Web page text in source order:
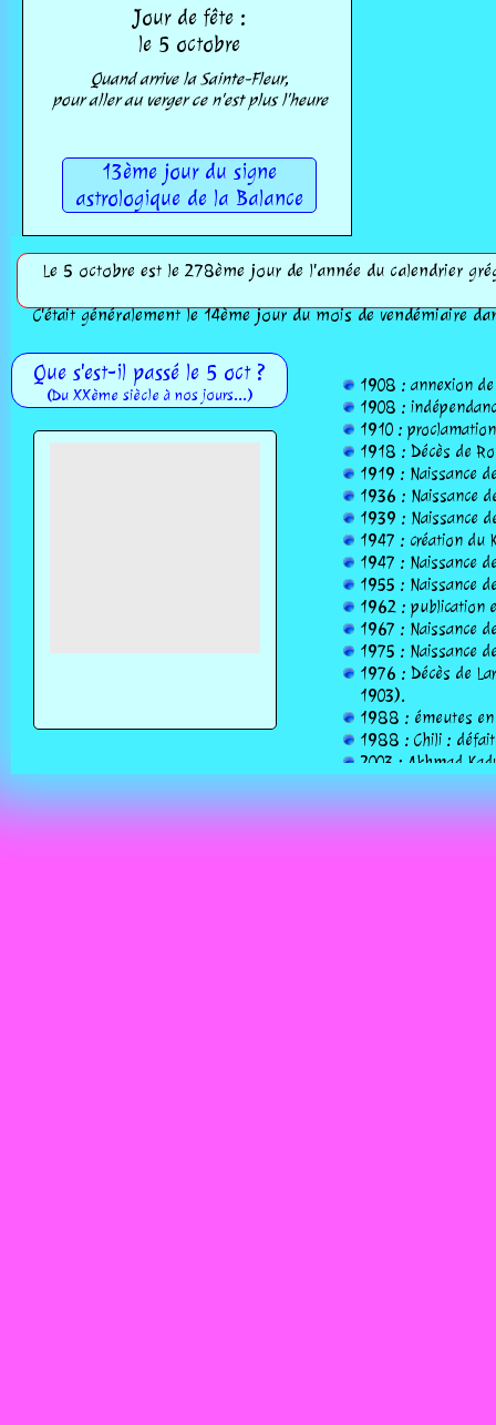
Jour de fête :
le 5 octobre
Quand arrive la Sainte-Fleur,
pour aller au verger ce n'est plus l'heure
13ème jour du signe
astrologique de la Balance
Le 5 octobre est le 278ème jour de l'année du calendrier
C'était généralement le 14ème jour du mois de vendémiaire
Que s'est-il passé le 5 oct ?
(Du XXème siècle à nos jours...)
1908 : annexion
1908 :
1910 :
1918 : Décès de
1919 : Naissance
1936 : Naissance
1939 : Naissance
1947 : création du
1947 : Naissance
1955 : Naissance
1962 : publication
1967 : Naissance
1975 : Naissance
1976 : Décès de
1903).
1988 : émeutes en
1988 : Chili :
2003 : Akhmad
2004 : Décès de
1962 (° 15